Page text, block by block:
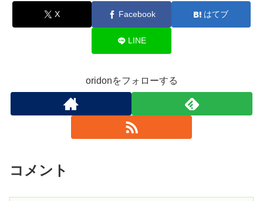
X Facebook はてブ
LINE
oridonをフォローする
コメント